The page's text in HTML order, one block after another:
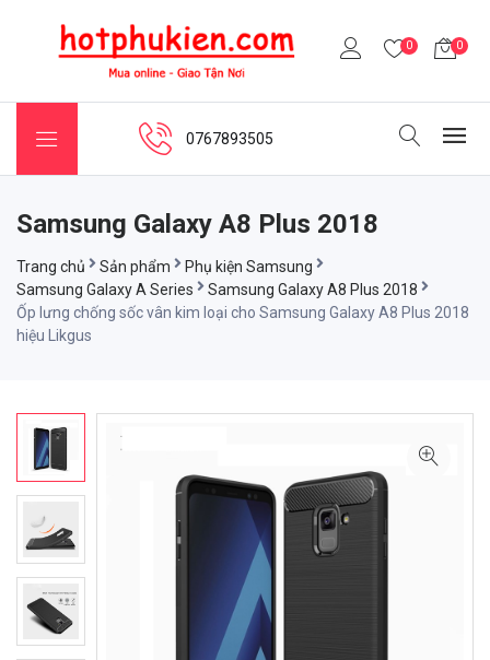
0 0
0767893505
Samsung Galaxy A8 Plus 2018
Trang chủ Sản phẩm
Phụ kiện Samsung
Samsung Galaxy A Series
Samsung Galaxy A8 Plus 2018
Ốp lưng chống sốc vân kim loại cho Samsung Galaxy A8 Plus 2018
hiệu Likgus